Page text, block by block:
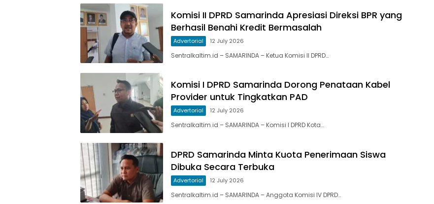
Komisi II DPRD Samarinda Apresiasi Direksi BPR yang
Berhasil Benahi Kredit Bermasalah
Advertorial 12 July 2026
Sentralkaltim.id – SAMARINDA – Ketua Komisi II DPRD…
Komisi I DPRD Samarinda Dorong Penataan Kabel
Provider untuk Tingkatkan PAD
Advertorial 12 July 2026
Sentralkaltim.id – SAMARINDA – Komisi I DPRD Kota…
DPRD Samarinda Minta Kuota Penerimaan Siswa
Dibuka Secara Terbuka
Advertorial 12 July 2026
Sentralkaltim.id – SAMARINDA – Anggota Komisi IV DPRD…